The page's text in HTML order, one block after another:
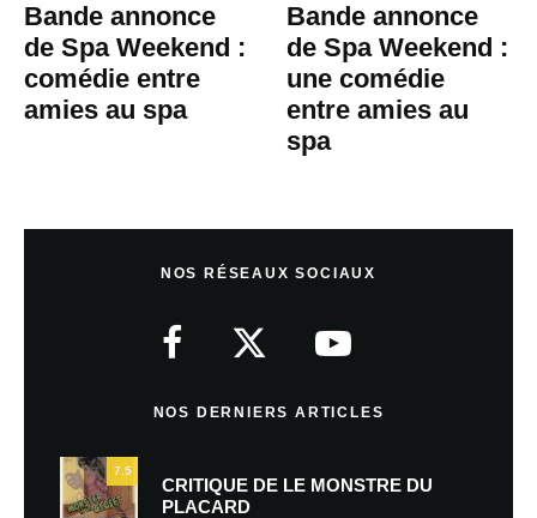
Bande annonce
de Spa Weekend :
comédie entre
amies au spa
Bande annonce
de Spa Weekend :
une comédie
entre amies au
spa
NOS RÉSEAUX SOCIAUX
NOS DERNIERS ARTICLES
7.5
CRITIQUE DE LE MONSTRE DU
PLACARD